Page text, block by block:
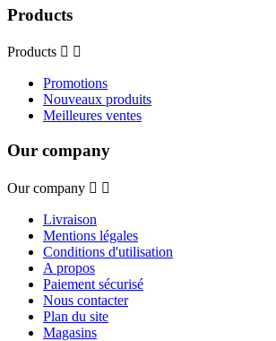
Products
Products  
Promotions
Nouveaux produits
Meilleures ventes
Our company
Our company  
Livraison
Mentions légales
Conditions d'utilisation
A propos
Paiement sécurisé
Nous contacter
Plan du site
Magasins